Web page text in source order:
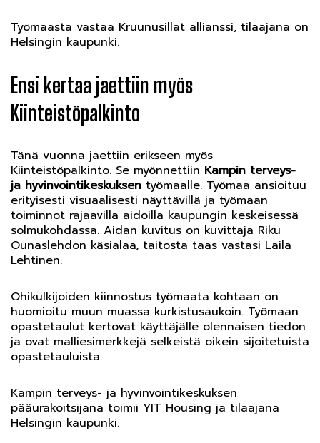
Työmaasta vastaa Kruunusillat allianssi, tilaajana on
Helsingin kaupunki.
Ensi kertaa jaettiin myös
Kiinteistöpalkinto
Tänä vuonna jaettiin erikseen myös
Kiinteistöpalkinto. Se myönnettiin Kampin terveys-
ja hyvinvointikeskuksen työmaalle. Työmaa ansioituu
erityisesti visuaalisesti näyttävillä ja työmaan
toiminnot rajaavilla aidoilla kaupungin keskeisessä
solmukohdassa. Aidan kuvitus on kuvittaja Riku
Ounaslehdon käsialaa, taitosta taas vastasi Laila
Lehtinen.
Ohikulkijoiden kiinnostus työmaata kohtaan on
huomioitu muun muassa kurkistusaukoin. Työmaan
opastetaulut kertovat käyttäjälle olennaisen tiedon
ja ovat malliesimerkkejä selkeistä oikein sijoitetuista
opastetauluista.
Kampin terveys- ja hyvinvointikeskuksen
pääurakoitsijana toimii YIT Housing ja tilaajana
Helsingin kaupunki.